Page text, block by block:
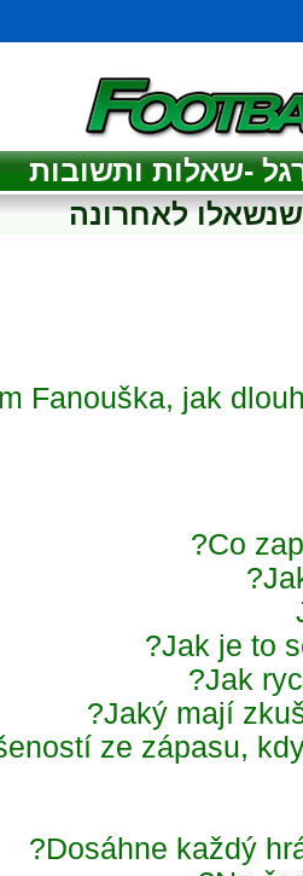
-שאלות ותשובות
לאחרונה
Fanouška, jak
Co
Jak je to
Jak
Jaký mají
ze zápasu,
Dosáhne každý